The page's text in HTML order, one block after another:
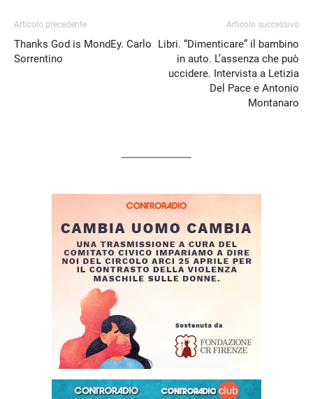
Articolo precedente
Thanks God is MondEy. Carlo
Sorrentino
Articolo successivo
Libri. “Dimenticare” il bambino
in auto. L’assenza che può
uccidere. Intervista a Letizia
Del Pace e Antonio
Montanaro